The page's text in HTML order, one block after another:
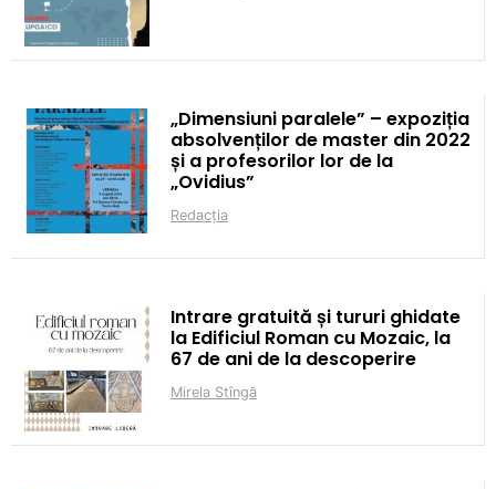
„Dimensiuni paralele” – expoziția
absolvenților de master din 2022
și a profesorilor lor de la
„Ovidius”
Redacția
Intrare gratuită și tururi ghidate
la Edificiul Roman cu Mozaic, la
67 de ani de la descoperire
Mirela Stîngă